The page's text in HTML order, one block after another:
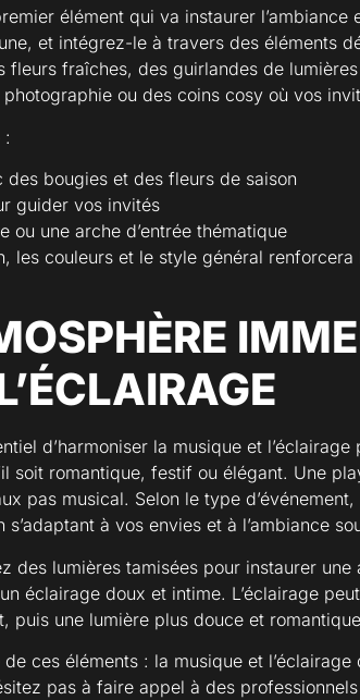
élément qui va instaurer
et intégrez-le à travers des éléments
fraîches, des guirlandes de
ou des coins cosy où vos
:
bougies et des fleurs de saison
guider vos invités
ou une arche d’entrée thématique
les couleurs et le style général
d’harmoniser la musique et
soit romantique, festif ou élégant. Une
pas musical. Selon le type
à vos envies et à l’ambiance
des lumières tamisées pour instaurer
éclairage doux et intime. L’éclairage
puis une lumière plus douce et
ces éléments : la musique et
pas à faire appel à des